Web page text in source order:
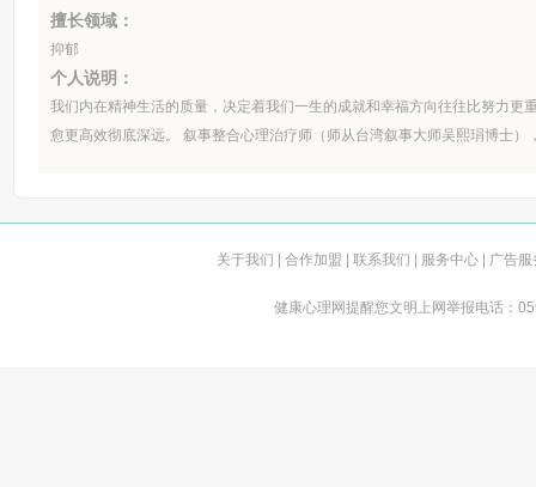
擅长领域：
抑郁
个人说明：
我们内在精神生活的质量，决定着我们一生的成就和幸福方向往往比努力更
愈更高效彻底深远。 叙事整合心理治疗师（师从台湾叙事大师吴熙琄博士）
关于我们 合作加盟 联系我们 | 服务中心 | 广告
健康心理网提醒您文明上网举报电话：